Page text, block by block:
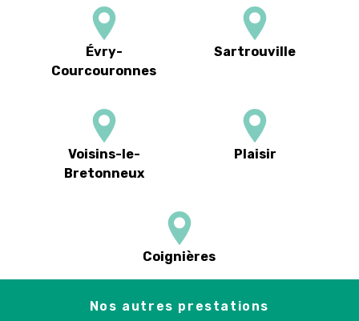
Évry-
Courcouronnes
Sartrouville
Voisins-le-
Bretonneux
Plaisir
Coignières
Nos autres prestations